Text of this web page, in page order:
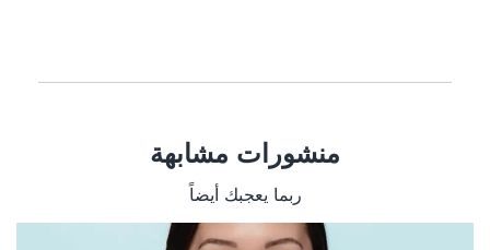
منشورات مشابهة
ربما يعجبك أيضاً